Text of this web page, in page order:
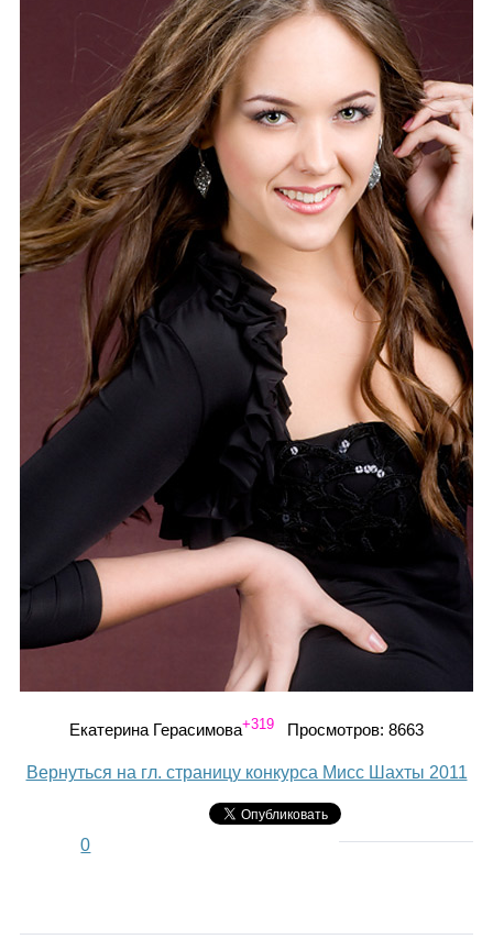
Инфо
Гороскоп
Карты
Фотогалерея
Екатерина Герасимова+319 Просмотров: 8663
Вернуться на гл. страницу конкурса Мисс Шахты 2011
0